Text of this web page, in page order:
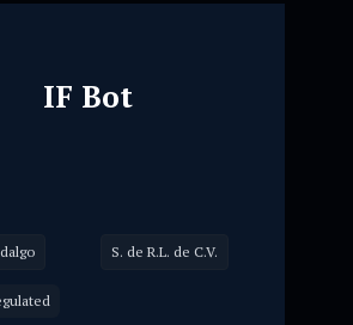
IF Bot
S. de R.L. de C.V.